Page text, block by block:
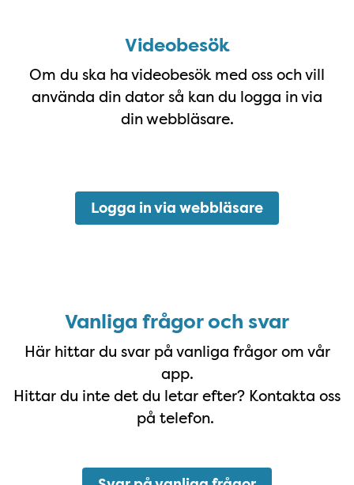
VideobesökVideobesök
Om du ska ha videobesök med oss och vill
använda din dator så kan du logga in via
din webbläsare.
Logga in via webbläsare
Vanliga frågor och svar
Här hittar du svar på vanliga frågor om vår
app.
Hittar du inte det du letar efter? Kontakta oss
på telefon.